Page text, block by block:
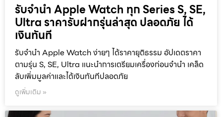
รับจำนำ Apple Watch ทุก Series S, SE,
Ultra ราคารับฝากรุ่นล่าสุด ปลอดภัย ได้
เงินทันที
รับจำนำ Apple Watch ง่ายๆ ได้ราคายุติธรรม อัปเดตราคา
ตามรุ่น S, SE, Ultra แนะนำการเตรียมเครื่องก่อนจำนำ เคล็ด
ลับเพิ่มมูลค่าและได้เงินทันทีปลอดภัย
ดูเพิ่มเติม »